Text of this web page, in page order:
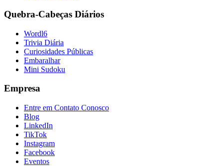
Quebra-Cabeças Diários
Wordl6
Trivia Diária
Curiosidades Públicas
Embaralhar
Mini Sudoku
Empresa
Entre em Contato Conosco
Blog
LinkedIn
TikTok
Instagram
Facebook
Eventos